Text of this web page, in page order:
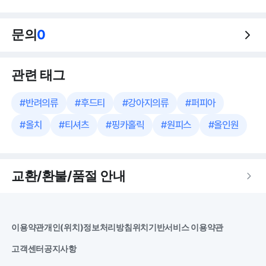
문의0
관련 태그
#반려의류 #후드티 #강아지의류 #퍼피아
#올치 #티셔츠 #핑카홀릭 #원피스 #올인원
교환/환불/품절 안내
이용약관개인(위치)정보처리방침위치기반서비스 이용약관
고객센터공지사항